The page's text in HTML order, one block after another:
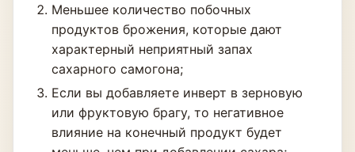
Меньшее количество побочных
продуктов брожения, которые дают
характерный неприятный запах
сахарного самогона;
Если вы добавляете инверт в зерновую
или фруктовую брагу, то негативное
влияние на конечный продукт будет